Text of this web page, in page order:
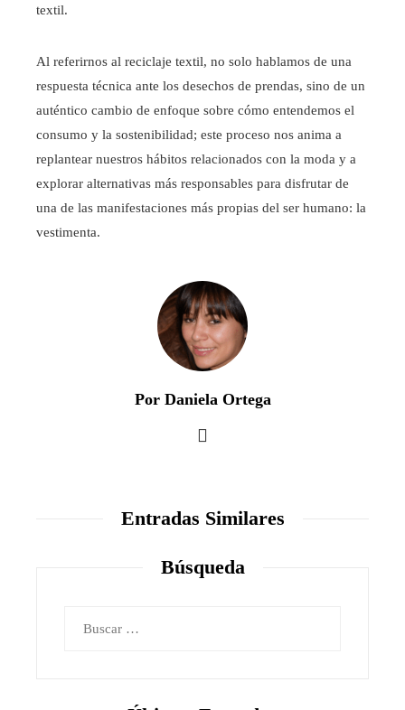
textil.
Al referirnos al reciclaje textil, no solo hablamos de una
respuesta técnica ante los desechos de prendas, sino de un
auténtico cambio de enfoque sobre cómo entendemos el
consumo y la sostenibilidad; este proceso nos anima a
replantear nuestros hábitos relacionados con la moda y a
explorar alternativas más responsables para disfrutar de
una de las manifestaciones más propias del ser humano: la
vestimenta.
Por Daniela Ortega
Entradas Similares
Búsqueda